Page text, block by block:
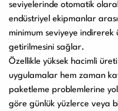
seviyelerinde otomatik
endüstriyel ekipmanlar
minimum seviyeye indirerek
getirilmesini sağlar.
Özellikle yüksek hacimli
uygulamalar hem zaman
paketleme problemlerine
göre günlük yüzlerce veya